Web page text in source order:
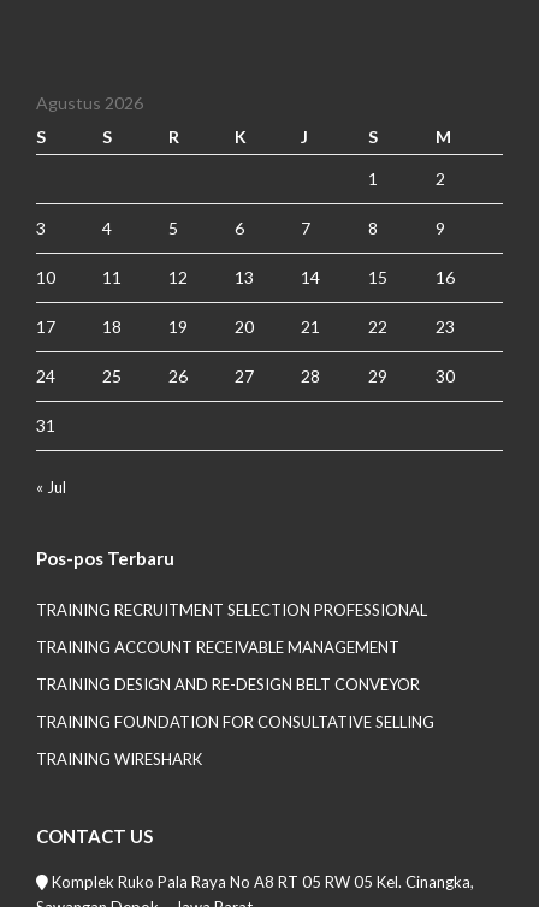
Agustus 2026
S
S R K J S M
1 2
3 4 5 6 7 8 9
10 11 12 13 14 15 16
17 18 19 20 21 22 23
24 25 26 27 28 29 30
31
« Jul
Pos-pos Terbaru
TRAINING RECRUITMENT SELECTION PROFESSIONAL
TRAINING ACCOUNT RECEIVABLE MANAGEMENT
TRAINING DESIGN AND RE-DESIGN BELT CONVEYOR
TRAINING FOUNDATION FOR CONSULTATIVE SELLING
TRAINING WIRESHARK
CONTACT US
Komplek Ruko Pala Raya No A8 RT 05 RW 05 Kel. Cinangka,